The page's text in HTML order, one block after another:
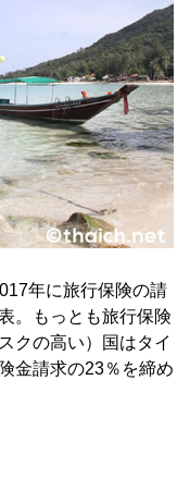
年に旅行保険の請
。もっとも旅行保険
クの高い）国はタイ
金請求の23％を締め